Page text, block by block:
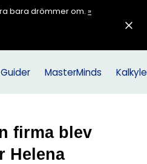
bara drömmer om. »
MasterMinds
firma blev
Helena